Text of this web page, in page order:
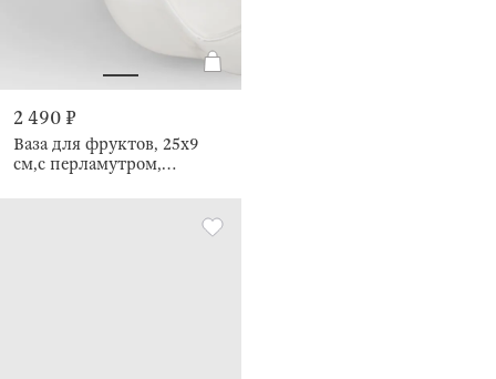
2 490 ₽
Ваза для фруктов, 25x9
см,с перламутром,